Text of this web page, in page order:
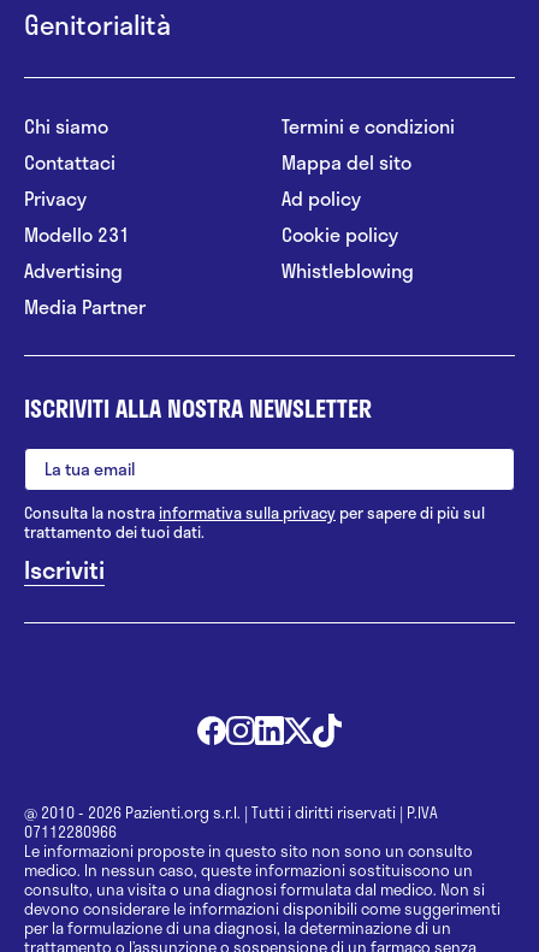
Genitorialità
Chi siamo
Contattaci
Privacy
Modello 231
Advertising
Media Partner
Termini e condizioni
Mappa del sito
Ad policy
Cookie policy
Whistleblowing
ISCRIVITI ALLA NOSTRA NEWSLETTER
Consulta la nostrainformativa sulla privacy per sapere di più sul
trattamento dei tuoi dati.
@ 2010 - 2026 Pazienti.org s.r.l. | Tutti i diritti riservati | P.IVA
07112280966
Le informazioni proposte in questo sito non sono un consulto
medico. In nessun caso, queste informazioni sostituiscono un
consulto, una visita o una diagnosi formulata dal medico. Non si
devono considerare le informazioni disponibili come suggerimenti
per la formulazione di una diagnosi, la determinazione di un
trattamento o l’assunzione o sospensione di un farmaco senza